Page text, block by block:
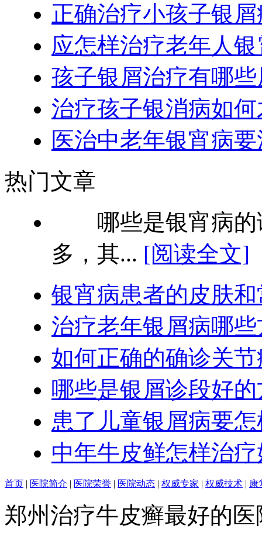
正确治疗小孩子银
应怎样治疗老年人
孩子银屑治疗有哪
治疗孩子银消病如
医治中老年银宵病
热门文章
哪些是银宵病的
多，其... [阅读全文]
银宵病患者的皮肤
治疗老年银屑病哪
如何正确的确诊关
哪些是银屑诊段好
患了儿童银屑病要
中年牛皮鲜怎样治疗
首页 | 医院简介 | 医院荣誉 | 医院动态 | 权威专家 | 权威技术 | 康
郑州治疗牛皮癣最好的